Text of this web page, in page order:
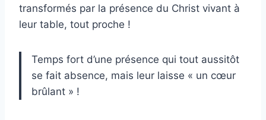
transformés par la présence du Christ vivant à
leur table, tout proche !
Temps fort d’une présence qui tout aussitôt
se fait absence, mais leur laisse « un cœur
brûlant » !